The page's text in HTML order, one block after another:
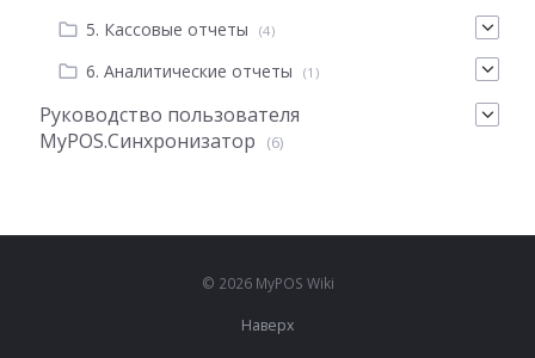
5. Кассовые отчеты (4)
6. Аналитические отчеты (1)
Руководство пользователя
MyPOS.Синхронизатор
(6)
© 2026 MyPOS Wiki
Наверх